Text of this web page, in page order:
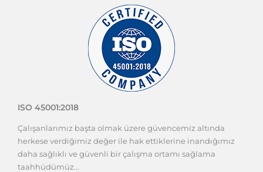
ISO 45001:2018
Çalışanlarımız başta olmak üzere güvencemiz altında
herkese verdiğimiz değer ile hak ettiklerine inandığımız
daha sağlıklı ve güvenli bir çalışma ortamı sağlama
taahhüdümüz...